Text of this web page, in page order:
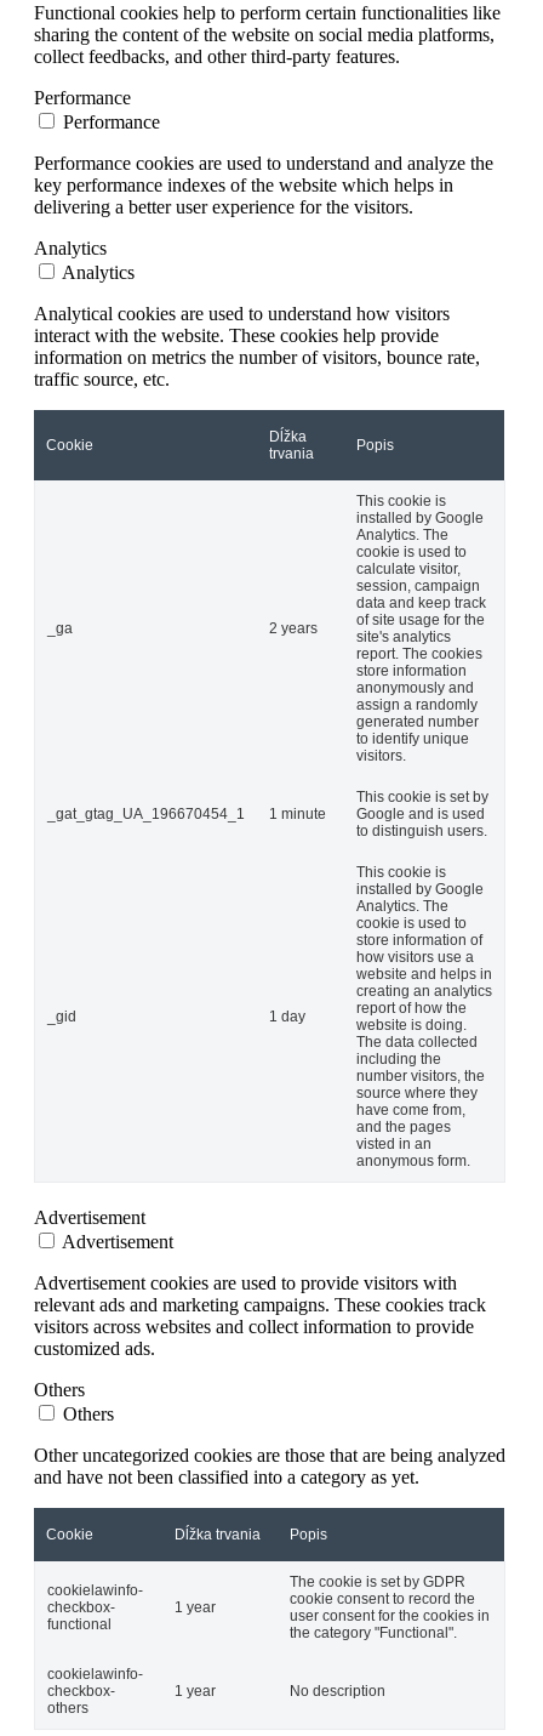
Functional cookies help to perform certain functionalities like
sharing the content of the website on social media platforms,
collect feedbacks, and other third-party features.
Performance
Performance
Performance cookies are used to understand and analyze the
key performance indexes of the website which helps in
delivering a better user experience for the visitors.
Analytics
Analytics
Analytical cookies are used to understand how visitors
interact with the website. These cookies help provide
information on metrics the number of visitors, bounce rate,
traffic source, etc.
Cookie
Dĺžka
trvania
Popis
_ga 2 years
This cookie is
installed by Google
Analytics. The
cookie is used to
calculate visitor,
session, campaign
data and keep track
of site usage for the
site's analytics
report. The cookies
store information
anonymously and
assign a randomly
generated number
to identify unique
visitors.
_gat_gtag_UA_196670454_1 1 minute
This cookie is set by
Google and is used
to distinguish users.
_gid 1 day
This cookie is
installed by Google
Analytics. The
cookie is used to
store information of
how visitors use a
website and helps in
creating an analytics
report of how the
website is doing.
The data collected
including the
number visitors, the
source where they
have come from,
and the pages
visted in an
anonymous form.
Advertisement
Advertisement
Advertisement cookies are used to provide visitors with
relevant ads and marketing campaigns. These cookies track
visitors across websites and collect information to provide
customized ads.
Others
Others
Other uncategorized cookies are those that are being analyzed
and have not been classified into a category as yet.
Cookie Dĺžka trvania Popis
cookielawinfo-
checkbox-
functional
1 year
The cookie is set by GDPR
cookie consent to record the
user consent for the cookies in
the category "Functional".
cookielawinfo-
checkbox-
others
1 year No description